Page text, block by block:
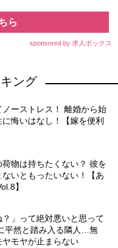
ら
sponsored by 求人ボックス
ング
ーストレス！ 離婚から始
悔いはなし！【嫁を便利
物は持ちたくない？ 彼を
いともったいない！【あ
】
？」って絶対悪いと思って
平然と踏み入る隣人…無
モヤが止まらない